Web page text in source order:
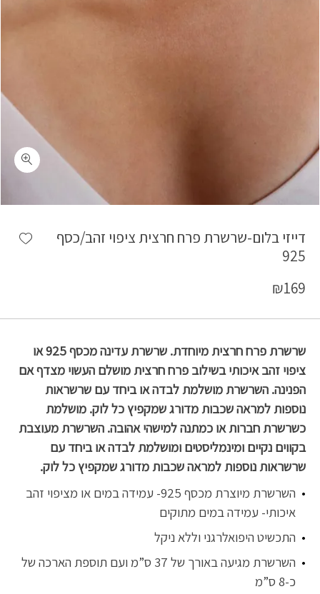
דייזי בלום-שרשרת פרח חרצית ציפוי זהב/כסף
925
₪169
שרשרת פרח חרצית מיוחדת. שרשרת עדינה מכסף 925 או
ציפוי זהב איכותי בשילוב פרח חרצית מושלם העשוי מצדף אם
הפנינה. השרשרת מושלמת לבדה או ביחד עם שרשראות
נוספות למראה שכבות מדורג שמקפיץ כל לוק. מושלמת
כשרשרת חברות או כמתנה למישהי אהובה. השרשרת מעוצבת
בקווים נקיים ומינמליסטים ומושלמת לבדה או ביחד עם
שרשראות נוספות למראה שכבות מדורג שמקפיץ כל לוק.
השרשרת מיוצרת מכסף 925- עמידה במים או מציפוי זהב
איכותי- עמידה במים מתוקים
התכשיט היפואלרגני וללא ניקל
השרשרת מגיעה באורך של 37 ס”מ ועם תוספת הארכה של
כ-8 ס”מ